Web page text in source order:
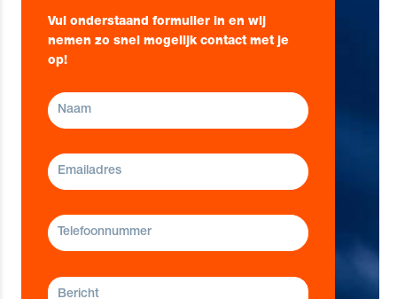
Vul onderstaand formulier in en wij
nemen zo snel mogelijk contact met je
op!